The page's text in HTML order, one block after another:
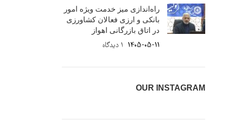
راه‌اندازی میز خدمت ویژه امور
بانکی و ارزی فعالان کشاورزی
در اتاق بازرگانی اهواز
1405-05-11 ۱ دیدگاه
OUR INSTAGRAM